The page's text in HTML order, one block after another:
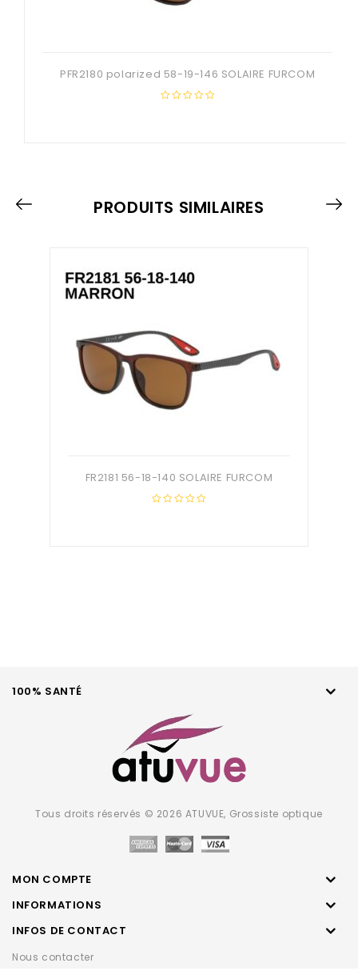
PFR2180 polarized 58-19-146 SOLAIRE FURCOM
PRODUITS SIMILAIRES
FR2181 56-18-140 SOLAIRE FURCOM
100% SANTÉ
Tous droits réservés © 2026 ATUVUE, Grossiste optique
MON COMPTE
INFORMATIONS
INFOS DE CONTACT
Nous contacter